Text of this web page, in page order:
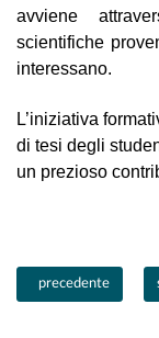
avviene
scientifiche
interessano.
L’iniziativa
di tesi degli
un prezioso
Articolo precedente:
precedente